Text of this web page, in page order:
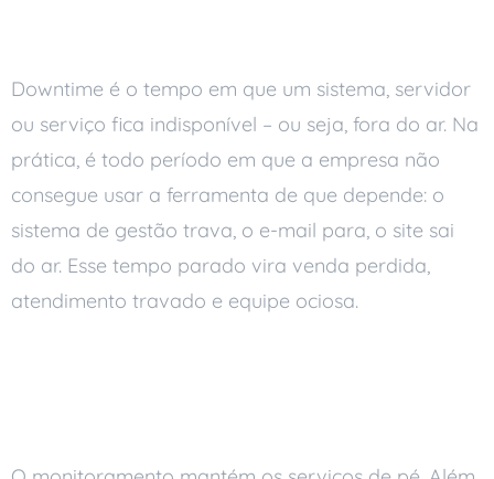
Downtime é o tempo em que um sistema, servidor
ou serviço fica indisponível – ou seja, fora do ar. Na
prática, é todo período em que a empresa não
consegue usar a ferramenta de que depende: o
sistema de gestão trava, o e-mail para, o site sai
do ar. Esse tempo parado vira venda perdida,
atendimento travado e equipe ociosa.